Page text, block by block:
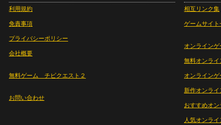
利用規約
免責事項
プライバシーポリシー
会社概要
無料ゲーム チビクエスト２
お問い合わせ
相互リンク集
ゲームサイト
オンラインゲ
無料オンライ
オンライン
新作オンライ
おすすめオ
人気オンラ